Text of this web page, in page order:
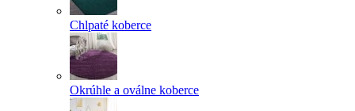
Chlpaté koberce
Okrúhle a oválne koberce